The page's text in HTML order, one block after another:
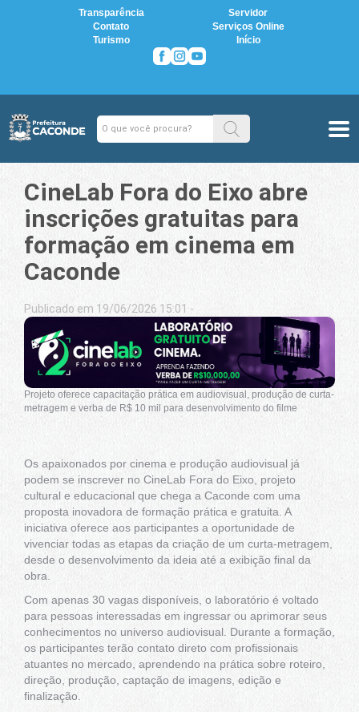
Transparência
Servidor
Contato
Serviços Online
Turismo
Início
CineLab Fora do Eixo abre
inscrições gratuitas para
formação em cinema em
Caconde
Publicado em 19/06/2026 15:01 -
Projeto oferece capacitação prática em audiovisual, produção de curta-
metragem e verba de R$ 10 mil para desenvolvimento do filme
Os apaixonados por cinema e produção audiovisual já
podem se inscrever no CineLab Fora do Eixo, projeto
cultural e educacional que chega a Caconde com uma
proposta inovadora de formação prática e gratuita. A
iniciativa oferece aos participantes a oportunidade de
vivenciar todas as etapas da criação de um curta-metragem,
desde o desenvolvimento da ideia até a exibição final da
obra.
Com apenas 30 vagas disponíveis, o laboratório é voltado
para pessoas interessadas em ingressar ou aprimorar seus
conhecimentos no universo audiovisual. Durante a formação,
os participantes terão contato direto com profissionais
atuantes no mercado, aprendendo na prática sobre roteiro,
direção, produção, captação de imagens, edição e
finalização.